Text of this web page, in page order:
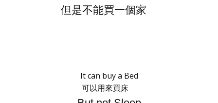
但是不能買一個家
It can buy a Bed
可以用來買床